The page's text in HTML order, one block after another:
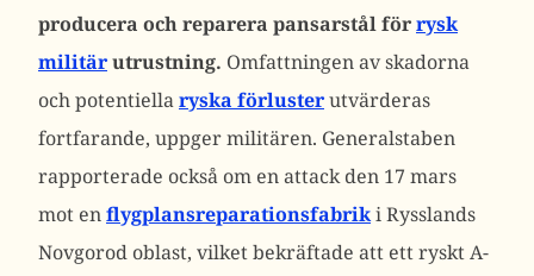
producera och reparera pansarstål förrysk
militärutrustning. Omfattningen av skadorna
och potentiellaryska förlusterutvärderas
fortfarande, uppger militären. Generalstaben
rapporterade också om en attack den 17 mars
mot enflygplansreparationsfabriki Rysslands
Novgorod oblast, vilket bekräftade att ett ryskt A-